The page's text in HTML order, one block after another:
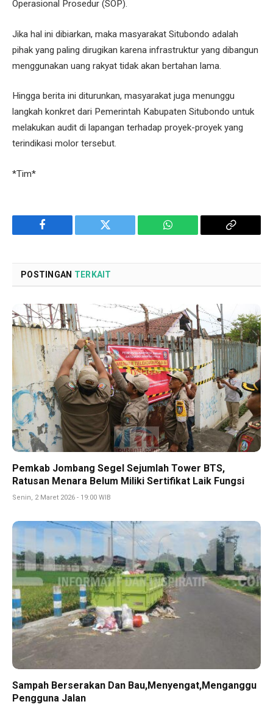
Operasional Prosedur (SOP).
Jika hal ini dibiarkan, maka masyarakat Situbondo adalah
pihak yang paling dirugikan karena infrastruktur yang dibangun
menggunakan uang rakyat tidak akan bertahan lama.
Hingga berita ini diturunkan, masyarakat juga menunggu
langkah konkret dari Pemerintah Kabupaten Situbondo untuk
melakukan audit di lapangan terhadap proyek-proyek yang
terindikasi molor tersebut.
*Tim*
Facebook Twitter WhatsApp
Copy
POSTINGAN TERKAIT
Pemkab Jombang Segel Sejumlah Tower BTS,
Ratusan Menara Belum Miliki Sertifikat Laik Fungsi
Senin, 2 Maret 2026 - 19:00 WIB
Sampah Berserakan Dan Bau,Menyengat,Menganggu
Pengguna Jalan